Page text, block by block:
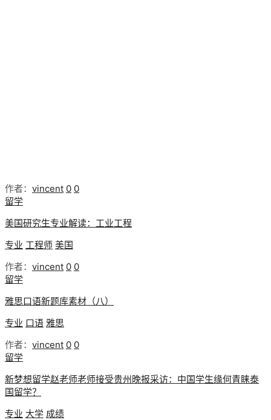
作者： vincent 0 0
留学
美国研究生专业解读：工业工程
专业 工程师 美国
作者： vincent 0 0
留学
雅思口语新题库素材（八）
专业 口语 雅思
作者： vincent 0 0
留学
新梦想留学赵老师老师接受贵州晚报采访：中国学生缘何青睐泰
国留学？
专业 大学 成绩